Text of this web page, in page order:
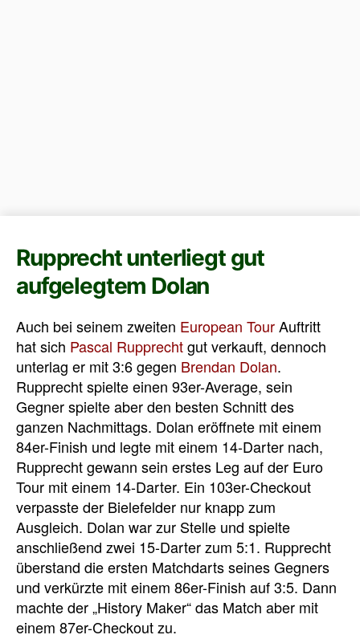
Rupprecht unterliegt gut
aufgelegtem Dolan
Auch bei seinem zweiten European TourAuftritt
hat sich Pascal Rupprechtgut verkauft, dennoch
unterlag er mit 3:6 gegen Brendan Dolan.
Rupprecht spielte einen 93er-Average, sein
Gegner spielte aber den besten Schnitt des
ganzen Nachmittags. Dolan eröffnete mit einem
84er-Finish und legte mit einem 14-Darter nach,
Rupprecht gewann sein erstes Leg auf der Euro
Tour mit einem 14-Darter. Ein 103er-Checkout
verpasste der Bielefelder nur knapp zum
Ausgleich. Dolan war zur Stelle und spielte
anschließend zwei 15-Darter zum 5:1. Rupprecht
überstand die ersten Matchdarts seines Gegners
und verkürzte mit einem 86er-Finish auf 3:5. Dann
machte der „History Maker“ das Match aber mit
einem 87er-Checkout zu.